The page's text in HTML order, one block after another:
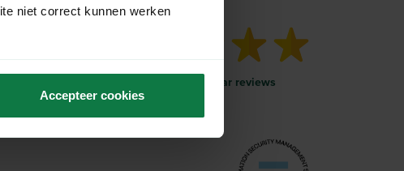
niet correct kunnen werken
Accepteer cookies
More than 1000 five-star reviews